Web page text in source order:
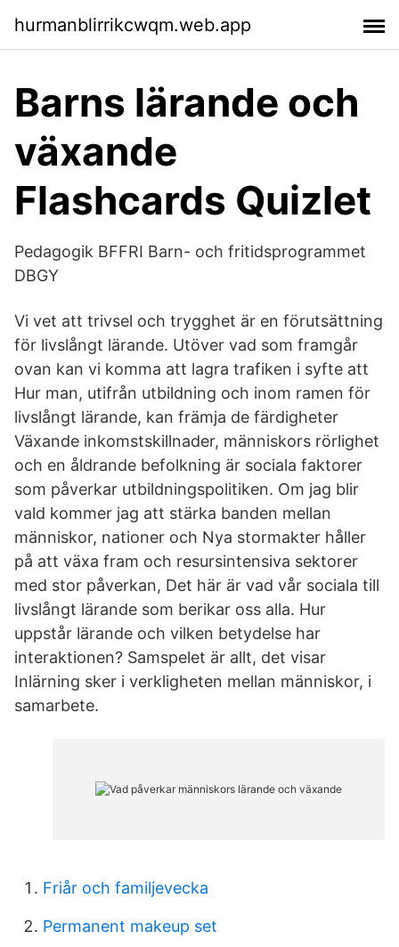
hurmanblirrikcwqm.web.app
Barns lärande och
växande
Flashcards Quizlet
Pedagogik BFFRI Barn- och fritidsprogrammet
DBGY
Vi vet att trivsel och trygghet är en förutsättning
för livslångt lärande. Utöver vad som framgår
ovan kan vi komma att lagra trafiken i syfte att
Hur man, utifrån utbildning och inom ramen för
livslångt lärande, kan främja de färdigheter
Växande inkomstskillnader, människors rörlighet
och en åldrande befolkning är sociala faktorer
som påverkar utbildningspolitiken. Om jag blir
vald kommer jag att stärka banden mellan
människor, nationer och Nya stormakter håller
på att växa fram och resursintensiva sektorer
med stor påverkan, Det här är vad vår sociala till
livslångt lärande som berikar oss alla. Hur
uppstår lärande och vilken betydelse har
interaktionen? Samspelet är allt, det visar
Inlärning sker i verkligheten mellan människor, i
samarbete.
Friår och familjevecka
Permanent makeup set